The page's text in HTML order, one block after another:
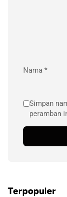
Nama *
Simpan
peramban
Terpopuler